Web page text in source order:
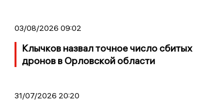
03/08/2026 09:02
Клычков назвал точное число сбитых
дронов в Орловской области
31/07/2026 20:20